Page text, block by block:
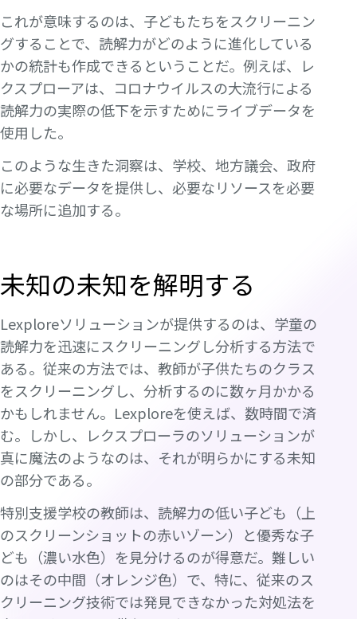
これが意味するのは、子どもたちをスクリーニン
グすることで、読解力がどのように進化している
かの統計も作成できるということだ。例えば、レ
クスプローアは、コロナウイルスの大流行による
読解力の実際の低下を示すためにライブデータを
使用した。
このような生きた洞察は、学校、地方議会、政府
に必要なデータを提供し、必要なリソースを必要
な場所に追加する。
未知の未知を解明する
Lexploreソリューションが提供するのは、学童の
読解力を迅速にスクリーニングし分析する方法で
ある。従来の方法では、教師が子供たちのクラス
をスクリーニングし、分析するのに数ヶ月かかる
かもしれません。Lexploreを使えば、数時間で済
む。しかし、レクスプローラのソリューションが
真に魔法のようなのは、それが明らかにする未知
の部分である。
特別支援学校の教師は、読解力の低い子ども（上
のスクリーンショットの赤いゾーン）と優秀な子
ども（濃い水色）を見分けるのが得意だ。難しい
のはその中間（オレンジ色）で、特に、従来のス
クリーニング技術では発見できなかった対処法を